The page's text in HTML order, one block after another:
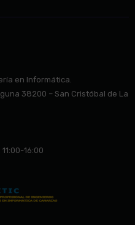
en Informática.
38200 – San Cristóbal de La
16:00